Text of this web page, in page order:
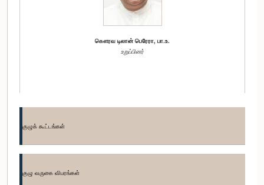
கௌரவ டிலான் பெரேரா, பா.உ.
உறுப்பினர்
குழுக் கூட்டங்கள்
குழு வருகை விபரங்கள்